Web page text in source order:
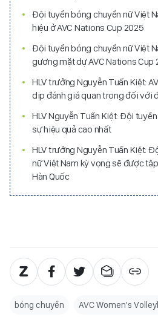
Đội tuyển bóng chuyền nữ Việt
hiệu ở AVC Nations Cup 2025
Đội tuyển bóng chuyền nữ Việt
gương mặt dự AVC Nations Cup
HLV trưởng Nguyễn Tuấn Kiệt:
dịp đánh giá quan trọng đối với
HLV Nguyễn Tuấn Kiệt: Đội
sự hiệu quả cao nhất
HLV trưởng Nguyễn Tuấn Kiệt:
nữ Việt Nam kỳ vọng sẽ được
Hàn Quốc
bóng chuyền AVC Women's